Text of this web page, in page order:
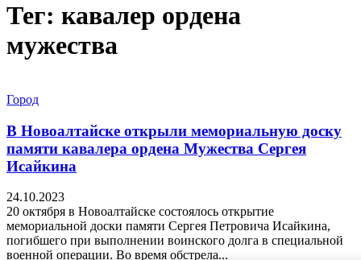
Тег: кавалер ордена
мужества
Город
В Новоалтайске открыли мемориальную доску
памяти кавалера ордена Мужества Сергея
Исайкина
24.10.2023
20 октября в Новоалтайске состоялось открытие
мемориальной доски памяти Сергея Петровича Исайкина,
погибшего при выполнении воинского долга в специальной
военной операции. Во время обстрела...